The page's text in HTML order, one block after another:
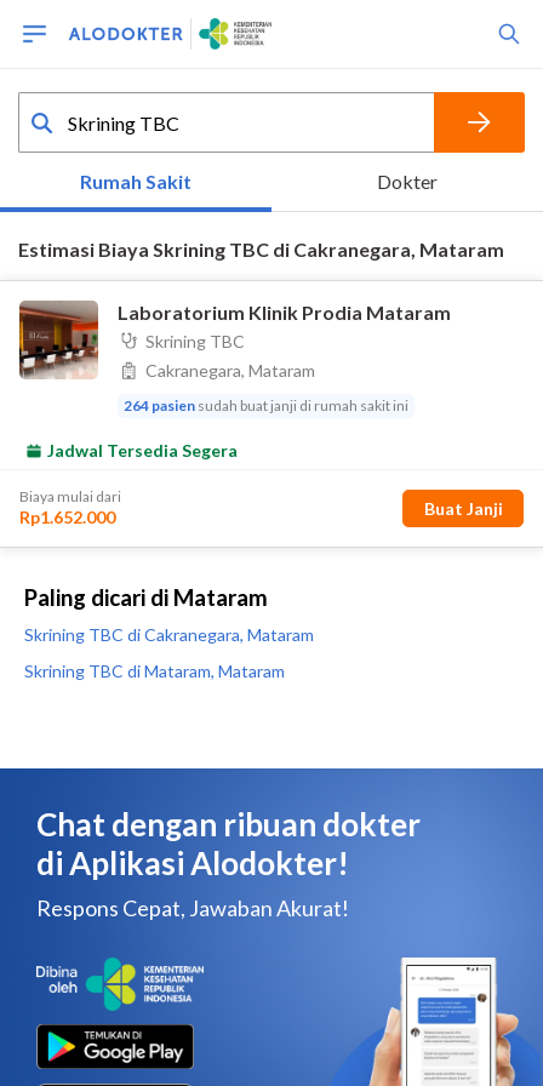
Paling dicari di Mataram
Skrining TBC di Cakranegara, Mataram
Skrining TBC di Mataram, Mataram